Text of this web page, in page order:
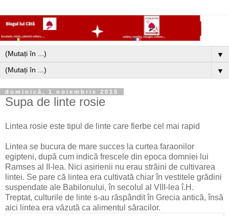
▼
▼
duminică, 1 noiembrie 2015
Supa de linte rosie
Lintea rosie este tipul de linte care fierbe cel mai rapid
Lintea se bucura de mare succes la curtea faraonilor
egipteni, după cum indică frescele din epoca domniei lui
Ramses al II-lea. Nici asirienii nu erau străini de cultivarea
lintei. Se pare că lintea era cultivată chiar în vestitele grădini
suspendate ale Babilonului, în secolul al VIII-lea î.H.
Treptat, culturile de linte s-au răspândit în Grecia antică, însă
aici lintea era văzută ca alimentul săracilor.